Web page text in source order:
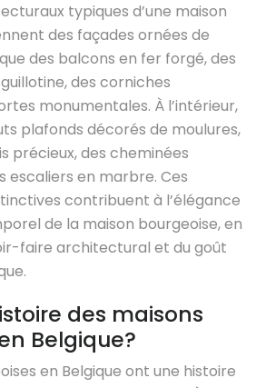
typiques d’une maison
des façades ornées de
des balcons en fer forgé, des
des corniches
monumentales. À l’intérieur,
plafonds décorés de moulures,
précieux, des cheminées
escaliers en marbre. Ces
contribuent à l’élégance
de la maison bourgeoise, en
faire architectural et du goût
des maisons
Belgique?
en Belgique ont une histoire